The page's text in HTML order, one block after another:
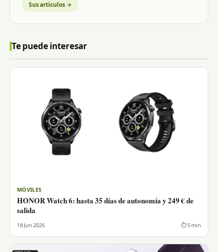
Sus artículos →
Te puede interesar
MÓVILES
HONOR Watch 6: hasta 35 días de autonomía y 249 € de
salida
18 Jun 2026 ⏱ 5 min